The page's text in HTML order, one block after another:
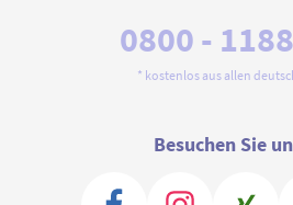
0800 -
* kostenlos aus allen
Besuchen Sie